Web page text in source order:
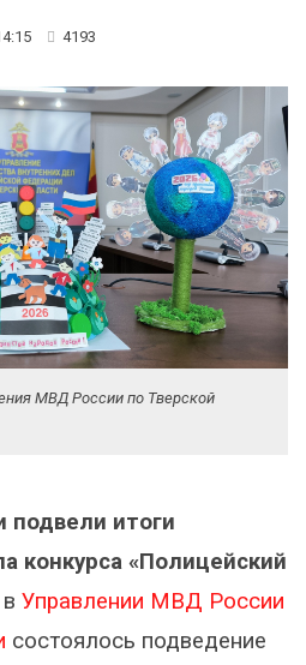
4193
МВД России по Тверской
подвели итоги
конкурса «Полицейский
Управлении МВД России
состоялось подведение